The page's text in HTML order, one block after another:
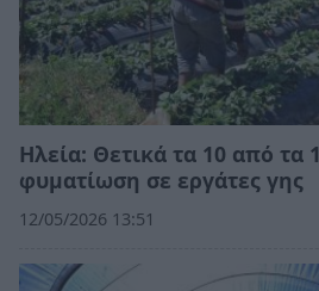
Ηλεία: Θετικά τα 10 από τα
φυματίωση σε εργάτες γης
12/05/2026 13:51